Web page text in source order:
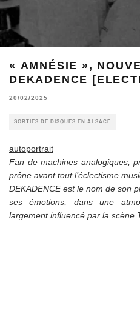
« AMNÉSIE »,
DEKADENCE
20/02/2025
SORTIES DE DISQUES EN ALSACE
autoportrait
Fan de machines analogiques,
prône avant tout l’éclectisme
DEKADENCE est le nom de son
ses émotions, dans une
largement influencé par la scène